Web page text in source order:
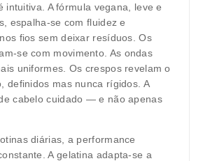
intuitiva. A fórmula vegana, leve e
espalha-se com fluidez e
fios sem deixar resíduos. Os
se com movimento. As ondas
uniformes. Os crespos revelam o
definidos mas nunca rígidos. A
cabelo cuidado — e não apenas
diárias, a performance
A gelatina adapta-se a